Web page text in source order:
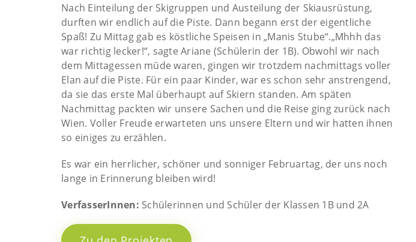
Nach Einteilung der Skigruppen und Austeilung der Skiausrüstung,
durften wir endlich auf die Piste. Dann begann erst der eigentliche
Spaß! Zu Mittag gab es köstliche Speisen in „Manis Stube“.„Mhhh das
war richtig lecker!“, sagte Ariane (Schülerin der 1B). Obwohl wir nach
dem Mittagessen müde waren, gingen wir trotzdem nachmittags voller
Elan auf die Piste. Für ein paar Kinder, war es schon sehr anstrengend,
da sie das erste Mal überhaupt auf Skiern standen. Am späten
Nachmittag packten wir unsere Sachen und die Reise ging zurück nach
Wien. Voller Freude erwarteten uns unsere Eltern und wir hatten ihnen
so einiges zu erzählen.
Es war ein herrlicher, schöner und sonniger Februartag, der uns noch
lange in Erinnerung bleiben wird!
VerfasserInnen: Schülerinnen und Schüler der Klassen 1B und 2A